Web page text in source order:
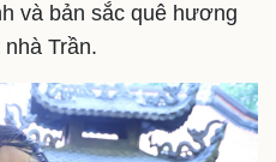
và bản sắc quê hương
Trần.